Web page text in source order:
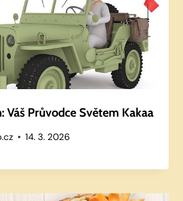
Váš Průvodce Světem Kakaa
14. 3. 2026